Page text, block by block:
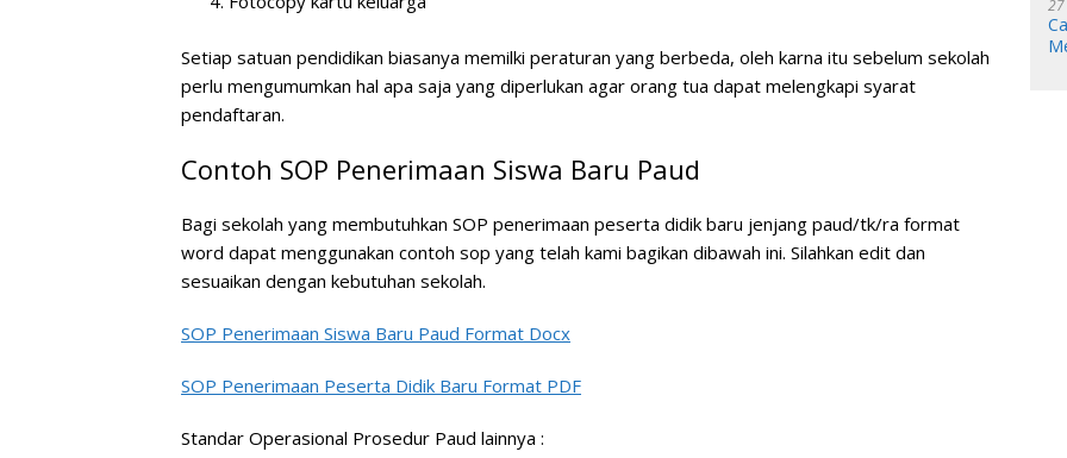
Setiap satuan pendidikan biasanya memilki peraturan yang berbeda, oleh karna itu sebelum sekolah
perlu mengumumkan hal apa saja yang diperlukan agar orang tua dapat melengkapi syarat
pendaftaran.
Contoh SOP Penerimaan Siswa Baru Paud
Bagi sekolah yang membutuhkan SOP penerimaan peserta didik baru jenjang paud/tk/ra format
word dapat menggunakan contoh sop yang telah kami bagikan dibawah ini. Silahkan edit dan
sesuaikan dengan kebutuhan sekolah.
SOP Penerimaan Siswa Baru Paud Format Docx
SOP Penerimaan Peserta Didik Baru Format PDF
Standar Operasional Prosedur Paud lainnya :